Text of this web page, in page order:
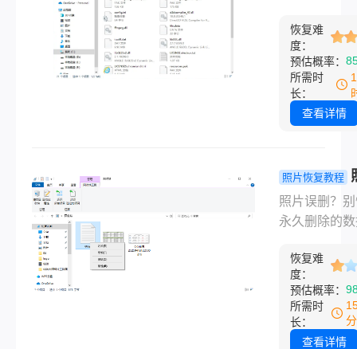
无价，但慌
忌。实际上
“损坏”的JPG
非无可救药
一些系统内
具、专业软
很大几率将
修复。
修复方法与
策略！
PNG格式保
而，当您满
地双击一个
件，却只看
打开此文件”
种挫败感不
喻。 PNG文
无损压缩和
明通道的特
受欢迎，但
因传输错误
介质故障、
溃或不当处
因而损坏。
恢复难
度：
预估概率：
所需时
长：
查看详情
照片恢复教程
误删永久删
样找回？这
照片误删？
永久删除的
除的那一刻
数据并未真
而去。电脑
件误删、回
被清空、U
恢复难
度：
预估概率：
所需时
长：
查看详情